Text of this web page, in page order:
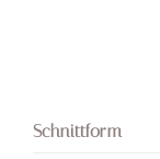
Schnittform